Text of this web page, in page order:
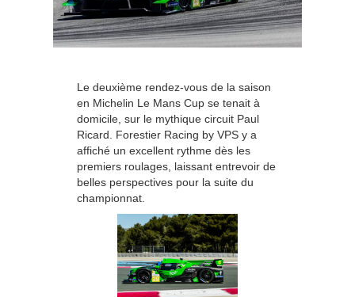
Le deuxième rendez-vous de la saison
en Michelin Le Mans Cup se tenait à
domicile, sur le mythique circuit Paul
Ricard. Forestier Racing by VPS y a
affiché un excellent rythme dès les
premiers roulages, laissant entrevoir de
belles perspectives pour la suite du
championnat.